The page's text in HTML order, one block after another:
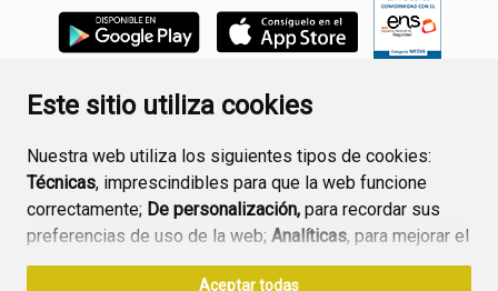
Este sitio utiliza cookies
Nuestra web utiliza los siguientes tipos de cookies:
Técnicas, imprescindibles para que la web funcione
correctamente; De personalización, para recordar sus
preferencias de uso de la web; Analíticas, para mejorar el
funcionamiento de la web y sus servicios.
Aceptar todas